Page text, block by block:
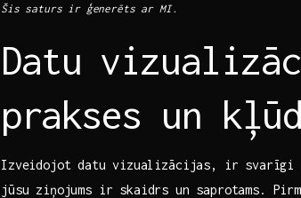
Šis saturs ir ‍ģenerēts ar MI.
Datu⁣
prakses ‍un
Izveidojot datu⁤ vizualizācijas, ir‍ svarīgi
jūsu ziņojums ir skaidrs un⁢ saprotams.